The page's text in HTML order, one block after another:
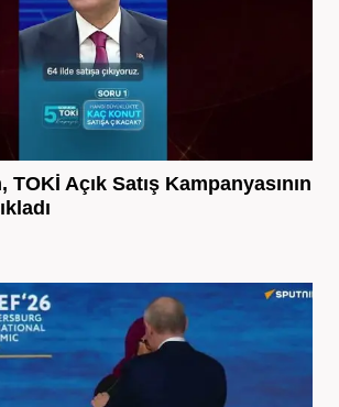
Açık Satış Kampanyasının